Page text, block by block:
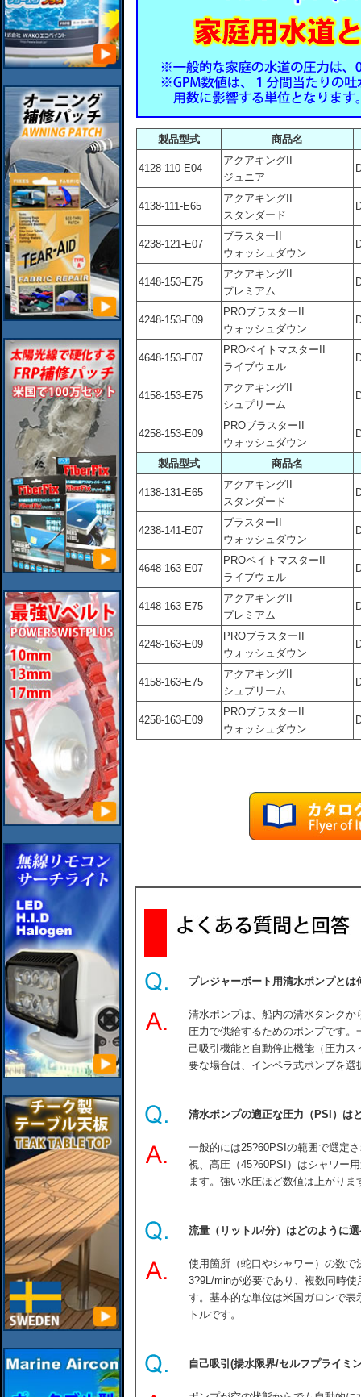
製品型式 商品名
4128-110-E04
アクアキングII
ジュニア
4138-111-E65
アクアキングII
スタンダード
4238-121-E07
ブラスターII
ウォッシュダウン
4148-153-E75
アクアキングII
プレミアム
4248-153-E09
PROブラスターII
ウォッシュダウン
4648-153-E07
PROベイトマスターII
ライブウェル
4158-153-E75
アクアキングII
シュプリーム
4258-153-E09
PROブラスターII
ウォッシュダウン
製品型式 商品名
4138-131-E65
アクアキングII
スタンダード
4238-141-E07
ブラスターII
ウォッシュダウン
4648-163-E07
PROベイトマスターII
ライブウェル
4148-163-E75
アクアキングII
プレミアム
4248-163-E09
PROブラスターII
ウォッシュダウン
4158-163-E75
アクアキングII
シュプリーム
4258-163-E09
PROブラスターII
ウォッシュダウン
プレジャーボート用清水ポンプとは
清水ポンプは、船内の清水タンク
圧力で供給するためのポンプです
己吸引機能と自動停止機能（圧力
要な場合は、インペラ式ポンプを選
清水ポンプの適正な圧力（PSI）は
一般的には25?60PSIの範囲で選定
視、高圧（45?60PSI）はシャワー
ます。強い水圧ほど数値は上がりま
流量（リットル/分）はどのように
使用箇所（蛇口やシャワー）の数
3?9L/minが必要であり、複数同時
す。基本的な単位は米国ガロンで
トルです。
自己吸引(揚水限界/セルフプライミ